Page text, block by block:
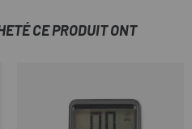
CE PRODUIT ONT